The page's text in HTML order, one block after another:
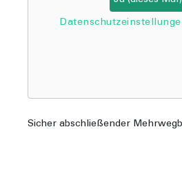
Sicher abschließender